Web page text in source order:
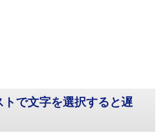
トで文字を選択すると遅